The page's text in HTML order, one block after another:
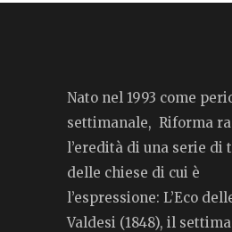
Nato nel 1993 come
settimanale, Riforma
l’eredità di una serie di
delle chiese di cui è
l’espressione: L’Eco
Valdesi (1848), il